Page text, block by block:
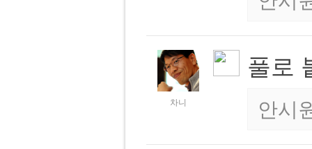
차니
풀로
안시